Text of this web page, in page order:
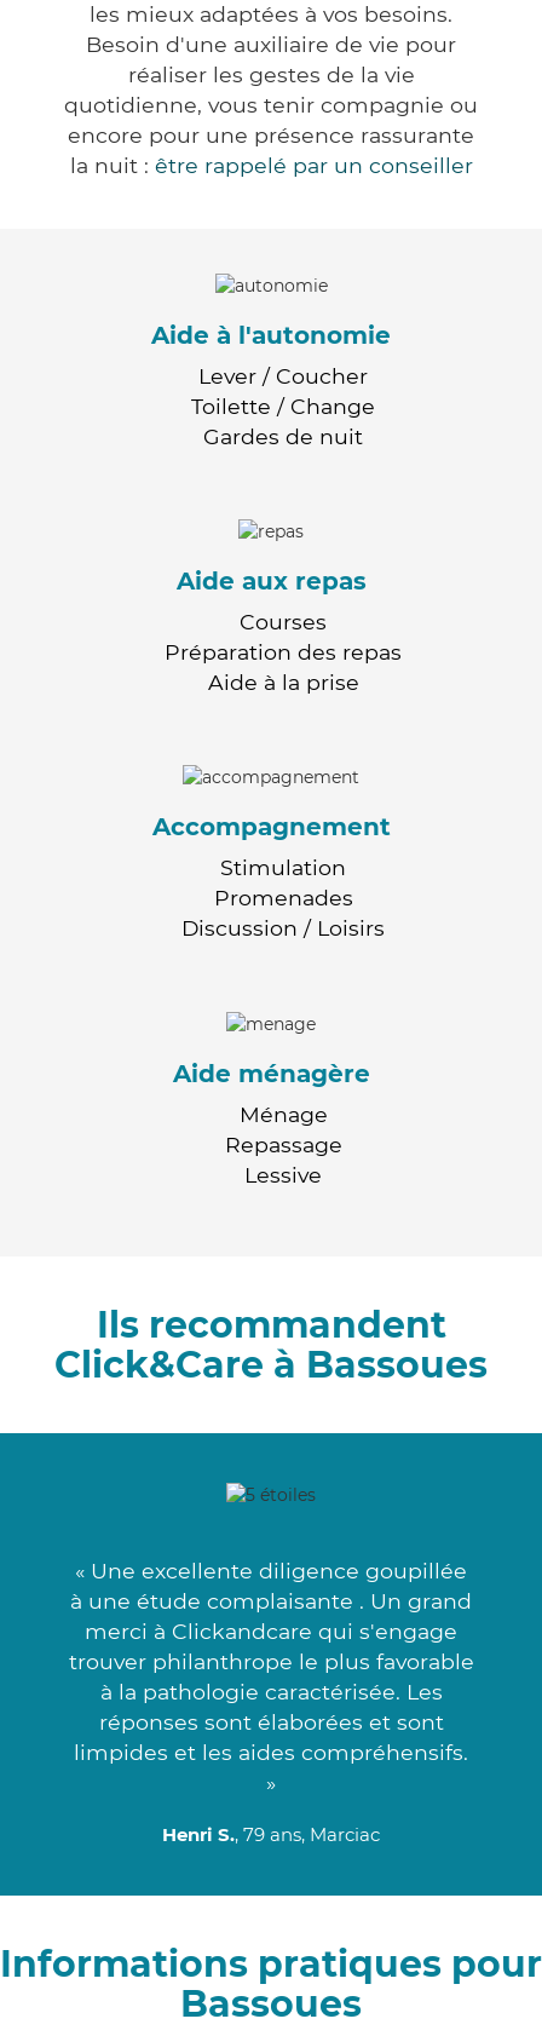
les mieux adaptées à vos besoins.
Besoin d'une auxiliaire de vie pour
réaliser les gestes de la vie
quotidienne, vous tenir compagnie ou
encore pour une présence rassurante
la nuit : être rappelé par un conseiller
Aide à l'autonomie
Lever / Coucher
Toilette / Change
Gardes de nuit
Aide aux repas
Courses
Préparation des repas
Aide à la prise
Accompagnement
Stimulation
Promenades
Discussion / Loisirs
Aide ménagère
Ménage
Repassage
Lessive
Ils recommandent
Click&Care à Bassoues
« Une excellente diligence goupillée
à une étude complaisante . Un grand
merci à Clickandcare qui s'engage
trouver philanthrope le plus favorable
à la pathologie caractérisée. Les
réponses sont élaborées et sont
limpides et les aides compréhensifs.
»
Henri S., 79 ans, Marciac
Informations pratiques pour
Bassoues